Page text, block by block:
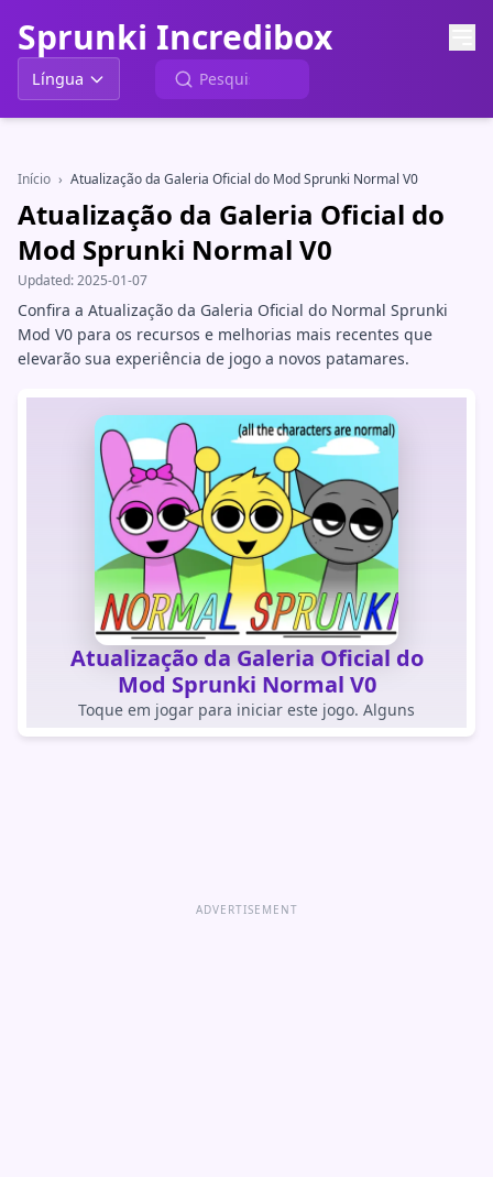
Sprunki Incredibox
Língua
Início › Atualização da Galeria Oficial do Mod Sprunki Normal V0
Atualização da Galeria Oficial do
Mod Sprunki Normal V0
Updated:2025-01-07
Confira a Atualização da Galeria Oficial do Normal Sprunki
Mod V0 para os recursos e melhorias mais recentes que
elevarão sua experiência de jogo a novos patamares.
Atualização da Galeria Oficial do
Mod Sprunki Normal V0
Toque em jogar para iniciar este jogo. Alguns
navegadores dentro de apps bloqueiam jogos
ADVERTISEMENT